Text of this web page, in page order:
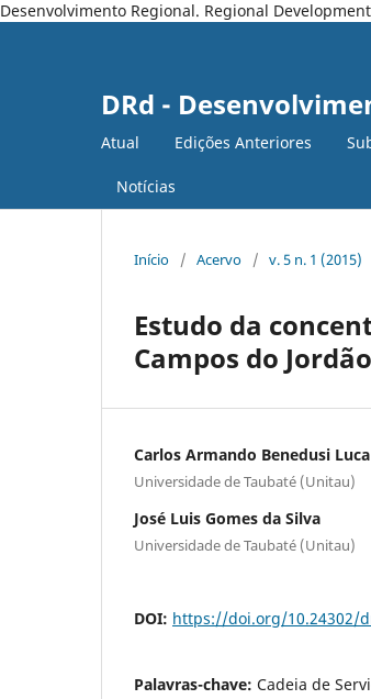
Desenvolvimento Regional. Regional
DRd -
Atual Edições Anteriores
Notícias
Início / Acervo / v. 5 n. 1 (2015)
Estudo da
Campos do
Carlos Armando Benedusi Luca
Universidade de Taubaté (Unitau)
José Luis Gomes da Silva
Universidade de Taubaté (Unitau)
DOI: https://doi.org/10.24302/
Palavras-chave: Cadeia de